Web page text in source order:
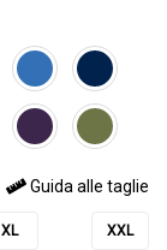
Guida alle taglie
XL XXL